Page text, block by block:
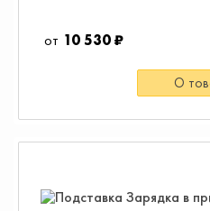
10 530 ₽
О